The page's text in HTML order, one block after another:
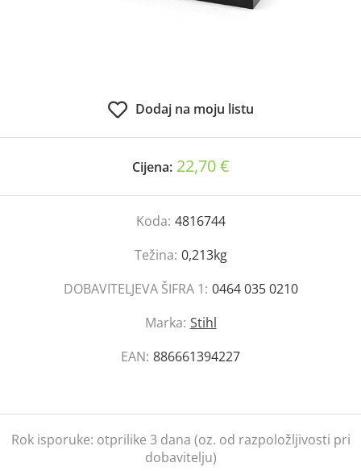
Dodaj na moju listu
Cijena: 22,70 €
Koda: 4816744
Težina: 0,213kg
DOBAVITELJEVA ŠIFRA 1: 0464 035 0210
Marka: Stihl
EAN: 886661394227
Rok isporuke: otprilike 3 dana (oz. od razpoložljivosti pri
dobavitelju)